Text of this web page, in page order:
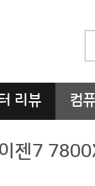
리뷰 컴
젠7